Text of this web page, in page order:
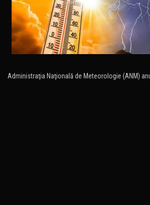
Administraţia Naţională de Meteorologie (ANM)